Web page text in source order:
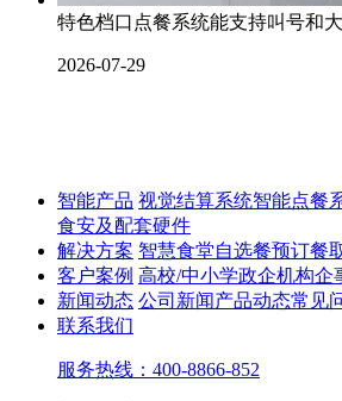
特色档口点餐系统能支持叫号和
2026-07-29
智能产品 视觉结算系统智能点餐
食安及配套硬件
解决方案 智慧食堂自选餐预订餐
客户案例 高校/中小学政企机构企
新闻动态 公司新闻产品动态常见
联系我们
服务热线：400-8866-852